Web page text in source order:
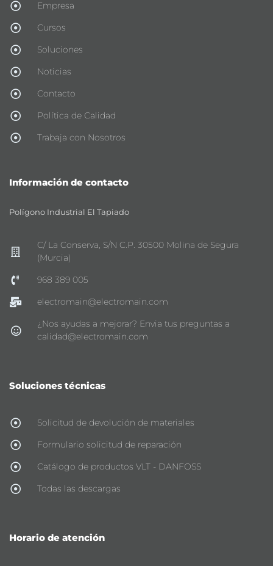
Empresa
Cursos
Soluciones
Noticias
Contacto
Política de Calidad
Trabaja con Nosotros
Información de contacto
Polígono Industrial El Tapiado
C/ La Conserva, S/N C.P. 30500 Molina de Segura
(Murcia)
968 389 005
electromain@electromain.com
¿Nos ayudas a mejorar? Envia tus preguntas a
calidad@electromain.com
Soluciones técnicas
Solicitud de devolución de materiales
Formulario solicitud de reparación
Catálogo de productos VLT - DANFOSS
Todas las descargas
Horario de atención